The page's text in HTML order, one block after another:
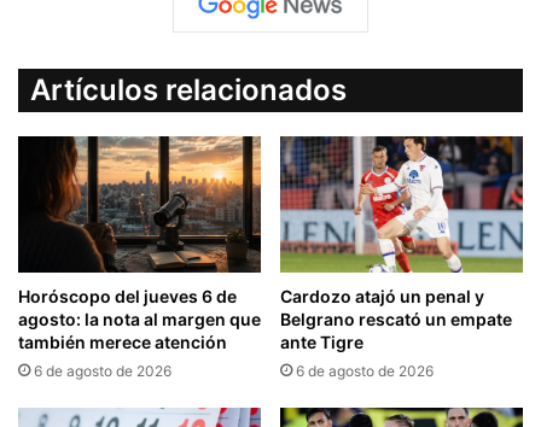
Artículos relacionados
Horóscopo del jueves 6 de
agosto: la nota al margen que
también merece atención
6 de agosto de 2026
Cardozo atajó un penal y
Belgrano rescató un empate
ante Tigre
6 de agosto de 2026